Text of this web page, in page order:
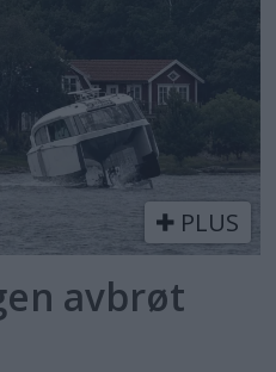
PLUS
avbrøt